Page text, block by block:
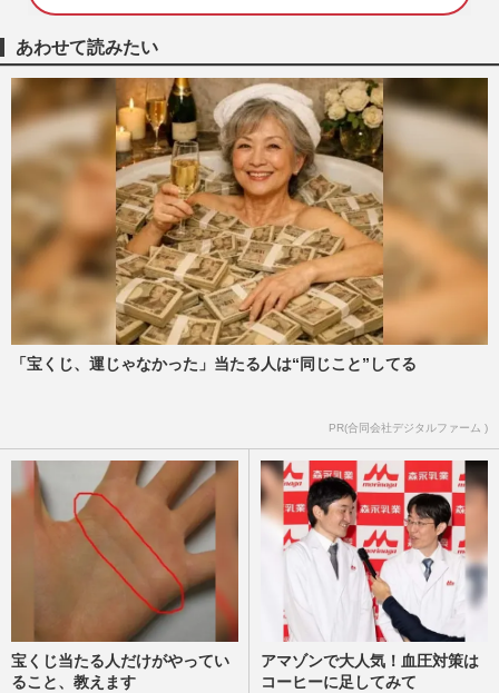
あわせて読みたい
「宝くじ、運じゃなかった」当たる人は“同じこと”してる
PR(合同会社デジタルファーム )
宝くじ当たる人だけがやってい
ること、教えます
アマゾンで大人気！血圧対策は
コーヒーに足してみて